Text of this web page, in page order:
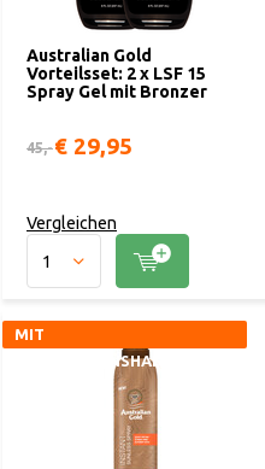
Australian Gold
Vorteilsset: 2 x LSF 15
Spray Gel mit Bronzer
45,-€ 29,95
Vergleichen
MIT
APPLIKATIONSHANDSCHUH